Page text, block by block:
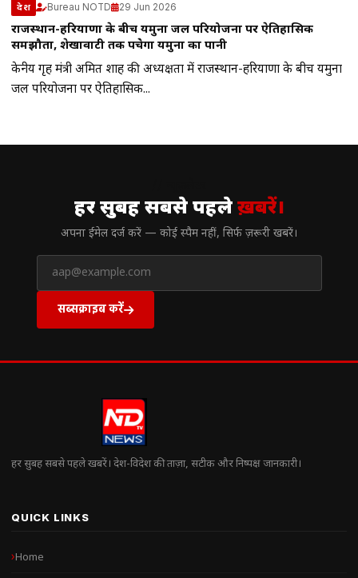
देश Bureau NOTD 29 Jun 2026
राजस्थान-हरियाणा के बीच यमुना जल परियोजना पर ऐतिहासिक
समझौता, शेखावाटी तक पहुंचेगा यमुना का पानी
केन्द्रीय गृह मंत्री अमित शाह की अध्यक्षता में राजस्थान-हरियाणा के बीच यमुना
जल परियोजना पर ऐतिहासिक...
हर सुबह सबसे पहलेख़बरें।
अपना ईमेल दर्ज करें — कोई स्पैम नहीं, सिर्फ ज़रूरी खबरें।
सब्सक्राइब करें
हर सुबह सबसे पहले खबरें। देश-विदेश की ताज़ा, सटीक और निष्पक्ष जानकारी।
QUICK LINKS
Home